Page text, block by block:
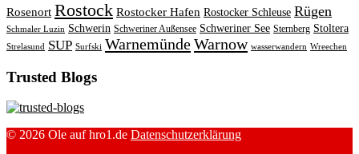
Rosenort Rostock Rostocker Hafen Rostocker Schleuse Rügen
Schmaler Luzin Schwerin Schweriner Außensee Schweriner See Sternberg Stoltera
Strelasund SUP Surfski WarnemündeWarnow wasserwandern Wreechen
Trusted Blogs
© 2026 Ole auf hro1.de Datenschutzerklärung